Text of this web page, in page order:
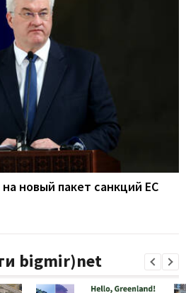
новый пакет санкций ЕС
bigmir)net